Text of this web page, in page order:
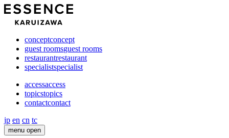
conceptconcept
guest roomsguest rooms
restaurantrestaurant
specialistspecialist
accessaccess
topicstopics
contactcontact
jp en cn tc
menu open